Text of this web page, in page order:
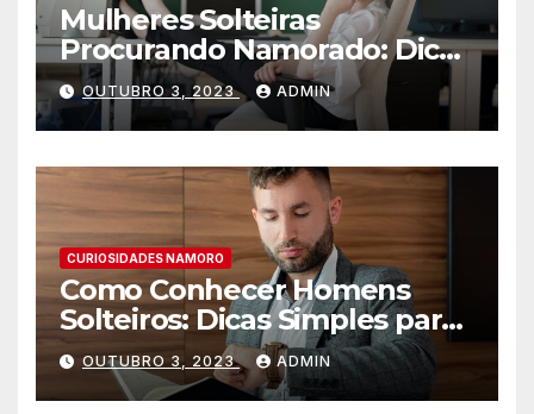
Mulheres Solteiras
Procurando Namorado: Dicas
para Encontrar o Amor
OUTUBRO 3, 2023 ADMIN
CURIOSIDADES NAMORO
Como Conhecer Homens
Solteiros: Dicas Simples para
Encontrar o Amor da sua
Vida
OUTUBRO 3, 2023 ADMIN